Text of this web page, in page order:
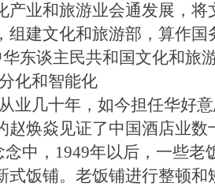
产业和旅游业会通发展，将
组建文化和旅游部，算作国
东谈主民共和国文化和旅
化和智能化
业几十年，如今担任华好
赵焕焱见证了中国酒店业数
念中，1949年以后，一些老
式饭铺。老饭铺进行整顿和